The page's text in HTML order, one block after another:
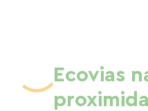
Ecovias